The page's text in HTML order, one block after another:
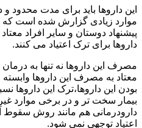
این داروها باید برای مدت
موارد زیادی گزارش شده است که
پیشنهاد دوستان و سایر افراد
داروها برای ترک اعتیاد می کنند.
مصرف این داروها نه تنها به
معتاد به مصرف این داروها وابسته
بودن این داروها،ترک این
بیمار سخت تر و در برخی موارد
دارودرمانی هم مانند روش سقوط
اعتیاد توجهی نمی شود.